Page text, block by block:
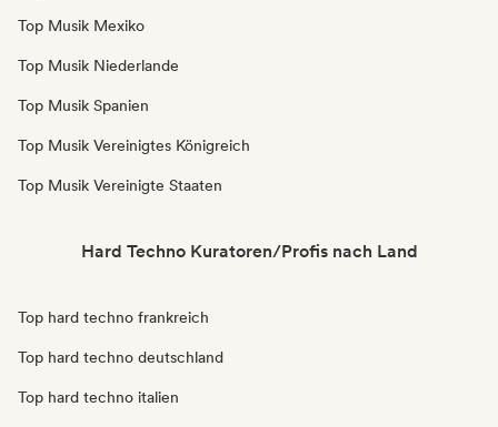
Top Musik Mexiko
Top Musik Niederlande
Top Musik Spanien
Top Musik Vereinigtes Königreich
Top Musik Vereinigte Staaten
Hard Techno Kuratoren/Profis nach Land
Top hard techno frankreich
Top hard techno deutschland
Top hard techno italien